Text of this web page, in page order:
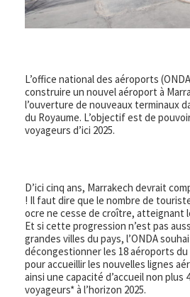
L’office national des aéroports
construire un nouvel aéroport à
l’ouverture de nouveaux terminaux
du Royaume. L’objectif est de
voyageurs d’ici 2025.
D’ici cinq ans, Marrakech devrait
! Il faut dire que le nombre de
ocre ne cesse de croître, atteignant
Et si cette progression n’est pas
grandes villes du pays, l’ONDA
décongestionner les 18 aéroports
pour accueillir les nouvelles lignes
ainsi une capacité d’accueil non plus
voyageurs* à l’horizon 2025.